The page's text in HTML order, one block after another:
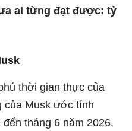
ai từng đạt được: tỷ
thời gian thực của
của Musk ước tính
tháng 6 năm 2026,